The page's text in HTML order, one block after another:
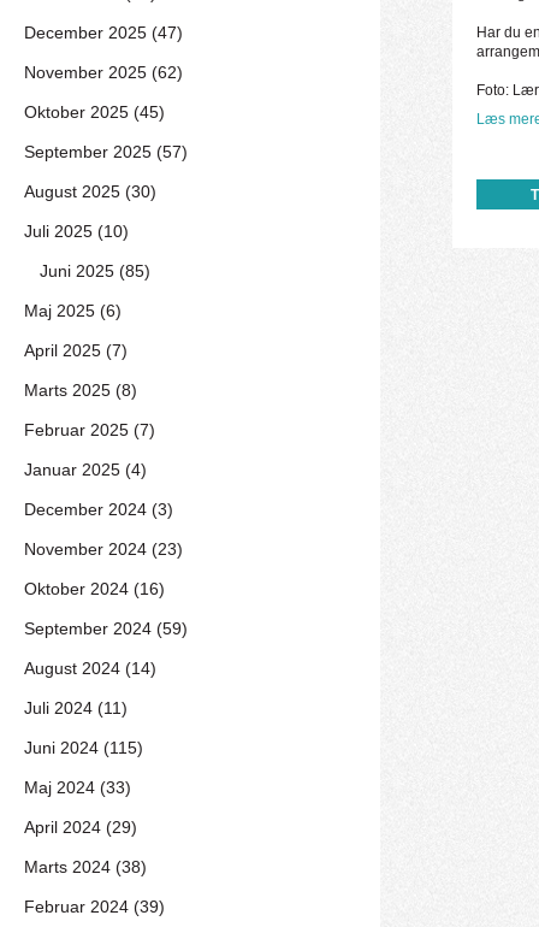
Har du
Foto:
Læs
December 2025 (47)
November 2025 (62)
Oktober 2025 (45)
September 2025 (57)
August 2025 (30)
Juli 2025 (10)
Juni 2025 (85)
Maj 2025 (6)
April 2025 (7)
Marts 2025 (8)
Februar 2025 (7)
Januar 2025 (4)
December 2024 (3)
November 2024 (23)
Oktober 2024 (16)
September 2024 (59)
August 2024 (14)
Juli 2024 (11)
Juni 2024 (115)
Maj 2024 (33)
April 2024 (29)
Marts 2024 (38)
Februar 2024 (39)